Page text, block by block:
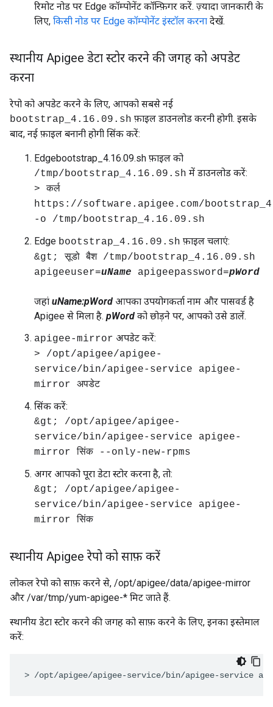
रिमोट नोड पर Edge कॉम्पोनेंट कॉन्फ़िगर करें. ज़्यादा जानकारी के
लिए, किसी नोड पर Edge कॉम्पोनेंट इंस्टॉल करना देखें.
स्थानीय Apigee डेटा स्टोर करने की जगह को अपडेट
करना
रेपो को अपडेट करने के लिए, आपको सबसे नई
bootstrap_4.16.09.sh फ़ाइल डाउनलोड करनी होगी. इसके
बाद, नई फ़ाइल बनानी होगी सिंक करें:
Edgebootstrap_4.16.09.sh फ़ाइल को
/tmp/bootstrap_4.16.09.sh में डाउनलोड करें:
> कर्ल
https://software.apigee.com/
-o /tmp/bootstrap_4.16.09.sh
Edge bootstrap_4.16.09.sh फ़ाइल चलाएं:
&gt; सूडो बैश /tmp/bootstrap_4.16.09.sh
apigeeuser=uName apigeepassword=pWord
जहां uName:pWord आपका उपयोगकर्ता नाम और पासवर्ड है
Apigee से मिला है. pWord को छोड़ने पर, आपको उसे डालें.
apigee-mirror अपडेट करें:
> /opt/apigee/apigee-
service/bin/apigee-service apigee-
mirror अपडेट
सिंक करें:
&gt; /opt/apigee/apigee-
service/bin/apigee-service apigee-
mirror सिंक --only-new-rpms
अगर आपको पूरा डेटा स्टोर करना है, तो:
&gt; /opt/apigee/apigee-
service/bin/apigee-service apigee-
mirror सिंक
स्थानीय Apigee रेपो को साफ़ करें
लोकल रेपो को साफ़ करने से, /opt/apigee/data/apigee-mirror
और /var/tmp/yum-apigee-* मिट जाते हैं.
स्थानीय डेटा स्टोर करने की जगह को साफ़ करने के लिए, इनका इस्तेमाल
करें:
> /opt/apigee/apigee-service/bin/apigee-service